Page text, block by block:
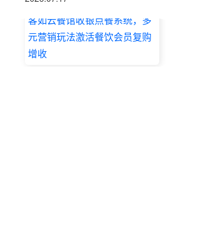
客如云餐馆收银点餐系统，多
元营销玩法激活餐饮会员复购
增收